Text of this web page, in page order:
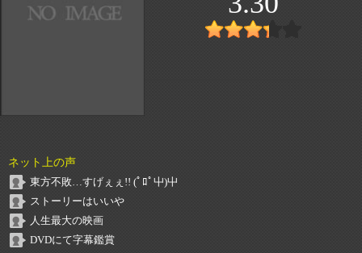
ネット上の声
東方不敗…すげぇぇ!! (ﾟﾛﾟ屮)屮
ストーリーはいいや
人生最大の映画
DVDにて字幕鑑賞